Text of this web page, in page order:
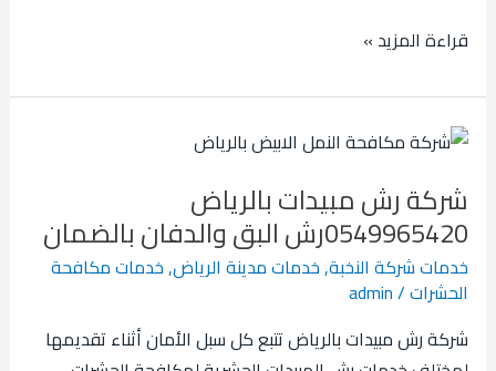
قراءة المزيد »
شركة رش مبيدات بالرياض
0549965420رش البق والدفان بالضمان
خدمات شركة النخبة,خدمات مدينة الرياض,خدمات مكافحة
الحشرات/
admin
شركة رش مبيدات بالرياض تتبع كل سبل الأمان أثناء تقديمها
شركة
مبيدات
بالرياض
0549965420رش
البق
والدفان
بالضمان